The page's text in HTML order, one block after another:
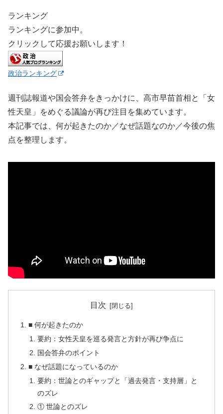
ランキング
ランキングに参加中。
クリックして応援お願いします！
政治ランキング
週刊誌報道や国会答弁をきっかけに、高市早苗首相と「女
性天皇」をめぐる議論が再び注目を集めています。
本記事では、何が起きたのか／なぜ話題なのか／今後の焦
点を整理します。
目次
■ 何が起きたのか
要約：女性天皇を巡る発言と方針が再び争点に
国会答弁のポイント
■ なぜ話題になっているのか
要約：世論とのギャップと「過去発言・支持層」と
のズレ
① 世論とのズレ